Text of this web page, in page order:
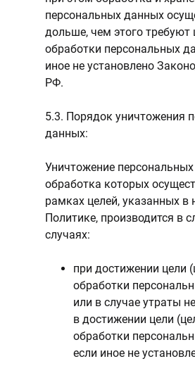
персональных данных
дольше, чем этого требуют
обработки персональных
иное не установлено
РФ.
5.3. Порядок уничтожения
данных:
Уничтожение
обработка которых
рамках целей, указанных в
Политике, производится в
случаях:
при достижении цели
обработки
или в случае утраты
в достижении цели
обработки
если иное не